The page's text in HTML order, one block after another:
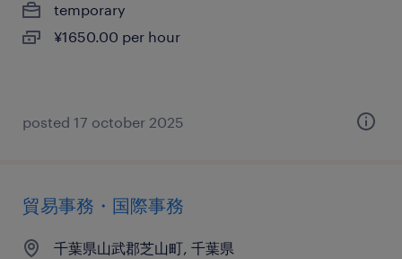
temporary
¥1650.00 per hour
posted 17 october 2025
貿易事務・国際事務
千葉県山武郡芝山町, 千葉県